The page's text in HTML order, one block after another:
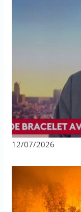
12/07/2026